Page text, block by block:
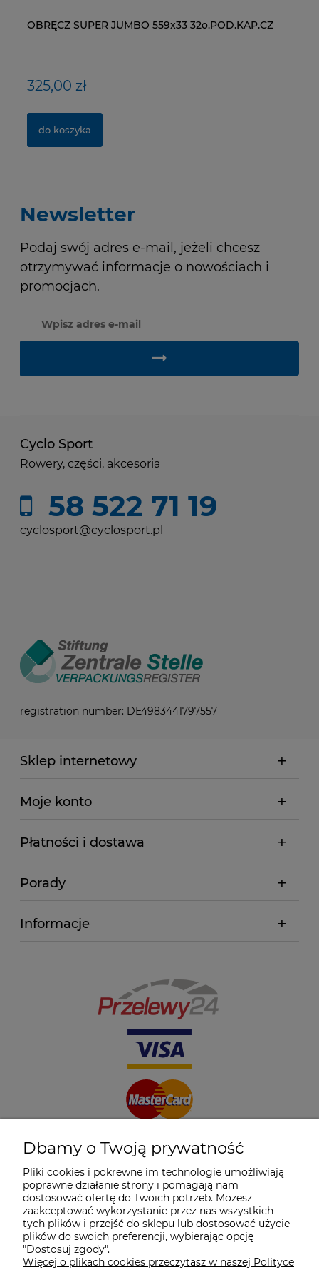
OBRĘCZ SUPER JUMBO 559x33 32o.POD.KAP.CZ
325,00 zł
do koszyka
ŁAŃCUCH KMC X9-93- 116 ogniw / 9- rzędowy +
40,00 zł
do koszyka
Newsletter
Podaj swój adres e-mail, jeżeli chcesz
otrzymywać informacje o nowościach i
promocjach.
Cyclo Sport
Rowery, części, akcesoria
58 522 71 19
cyclosport@cyclosport.pl
registration number: DE4983441797557
Sklep internetowy
Moje konto
Płatności i dostawa
Porady
Informacje
Dbamy o Twoją prywatność
Pliki cookies i pokrewne im technologie umożliwiają
poprawne działanie strony i pomagają nam
dostosować ofertę do Twoich potrzeb. Możesz
zaakceptować wykorzystanie przez nas wszystkich
tych plików i przejść do sklepu lub dostosować użycie
plików do swoich preferencji, wybierając opcję
"Dostosuj zgody".
Więcej o plikach cookies przeczytasz w naszej Polityce